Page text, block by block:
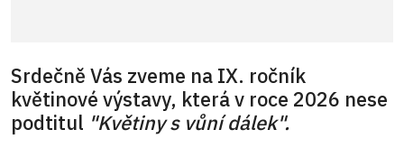
Srdečně Vás zveme na IX. ročník
květinové výstavy, která v roce 2026 nese
podtitul "Květiny s vůní dálek".